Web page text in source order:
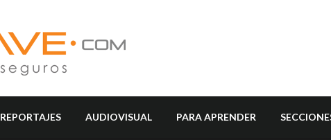
REPORTAJES AUDIOVISUAL PARA APRENDER